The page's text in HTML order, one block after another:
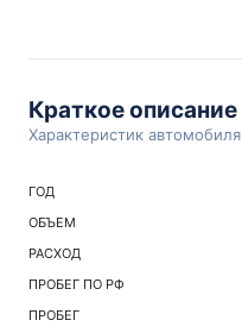
Краткое описание
Характеристик автомобиля
ГОД
ОБЪЕМ
РАСХОД
ПРОБЕГ ПО РФ
ПРОБЕГ